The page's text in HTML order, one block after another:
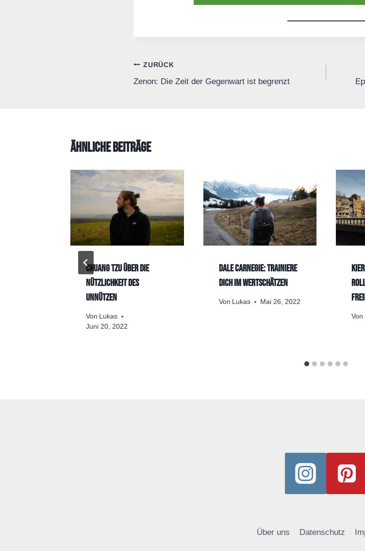
Beitrags-
Navigation
ZURÜCK
Zenon: Die Zeit der Gegenwart ist begrenzt
Ähnliche Beiträge
Chuang Tzu über die
Nützlichkeit des
Unnützen
Von Lukas
Juni 20, 2022
Dale Carnegie: Trainiere
dich im Wertschätzen
Von Lukas Mai 26, 2022
Von
Über uns Datenschutz